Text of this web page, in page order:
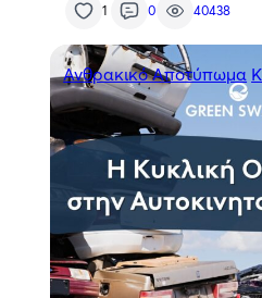
1 0 40438
Ανθρακικό Αποτύπωμα